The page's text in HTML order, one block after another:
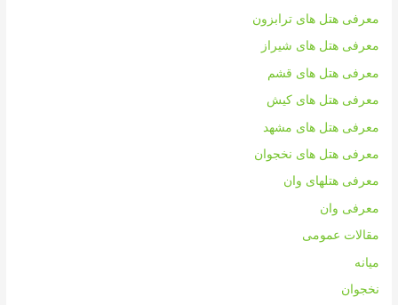
معرفی هتل های ترابزون
معرفی هتل های شیراز
معرفی هتل های قشم
معرفی هتل های کیش
معرفی هتل های مشهد
معرفی هتل های نخجوان
معرفی هتلهای وان
معرفی وان
مقالات عمومی
میانه
نخجوان